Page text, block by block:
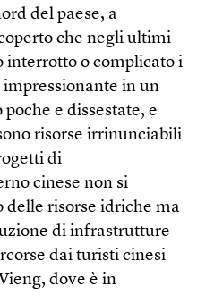
del paese, a
che negli ultimi
interrotto o complicato i
in un
e dissestate, e
risorse irrinunciabili
di
cinese non si
risorse idriche ma
di infrastrutture
dai turisti cinesi
dove è in